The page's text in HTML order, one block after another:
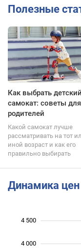
Полезные
Как выбрать детский
самокат: советы для
родителей
Какой самокат лучше
рассматривать на тот
иной возраст и как его
правильно выбирать
Динамика цен
4 000
4 500